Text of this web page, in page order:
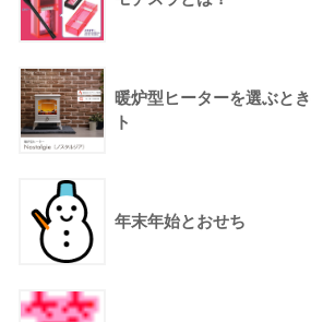
暖炉型ヒーターを選ぶと
ト
年末年始とおせち